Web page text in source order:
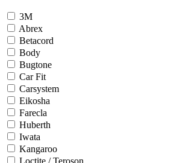
3М
Abrex
Betacord
Body
Bugtone
Car Fit
Carsystem
Eikosha
Farecla
Huberth
Iwata
Kangaroo